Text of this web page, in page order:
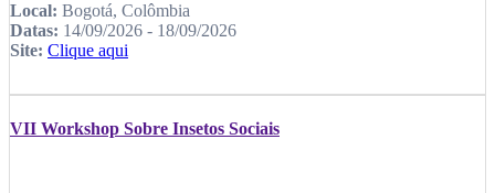
Local: Bogotá, Colômbia
Datas: 14/09/2026 - 18/09/2026
Site: Clique aqui
VII Workshop Sobre Insetos Sociais